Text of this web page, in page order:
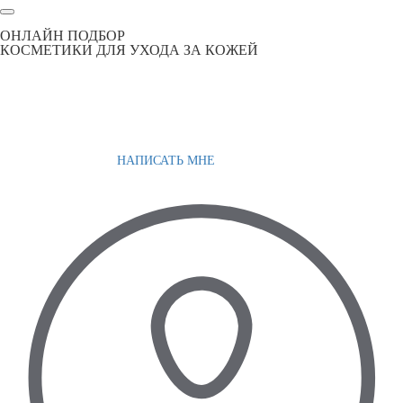
ОНЛАЙН ПОДБОР
КОСМЕТИКИ ДЛЯ УХОДА ЗА КОЖЕЙ
НАПИСАТЬ МНЕ